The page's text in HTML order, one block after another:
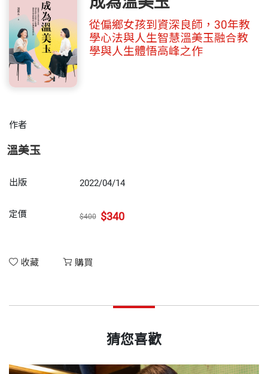
從偏鄉女孩到資深良師，30年教
學心法與人生智慧溫美玉融合教
學與人生體悟高峰之作
作者
溫美玉
出版 2022/04/14
定價 $400 $340
收藏 購買
猜您喜歡